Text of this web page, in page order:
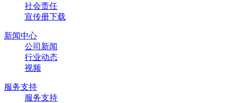
社会责任
宣传册下载
新闻中心
公司新闻
行业动态
视频
服务支持
服务支持